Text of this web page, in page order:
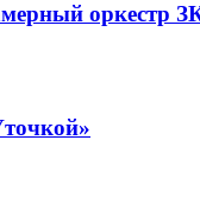
оркестр